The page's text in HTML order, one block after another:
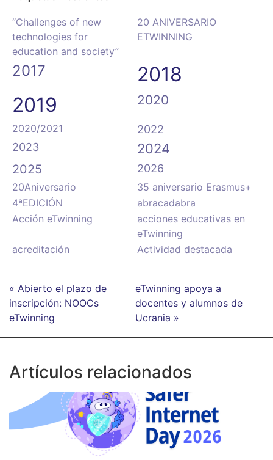
“Challenges of new
technologies for
education and society”
20 ANIVERSARIO
ETWINNING
2017
2018
2019
2020
2020/2021
2022
2023
2024
2025 2026
20Aniversario
35 aniversario Erasmus+
4ªEDICIÓN
abracadabra
Acción eTwinning
acciones educativas en
eTwinning
acreditación
Actividad destacada
« Abierto el plazo de
inscripción: NOOCs
eTwinning
eTwinning apoya a
docentes y alumnos de
Ucrania »
Artículos relacionados